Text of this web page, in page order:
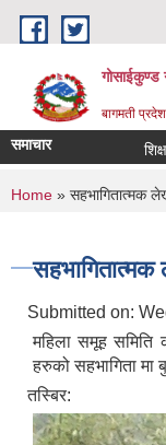
Skip to main content
गोसाईकुण्ड
बागमती प्रदेश
समाचार शिक्षक
You are
Home » सहभागितात्मक
सहभागितात्मक
Submitted on:
महिला समूह समिति
हरुको सहभागिता मा
तस्बिर: